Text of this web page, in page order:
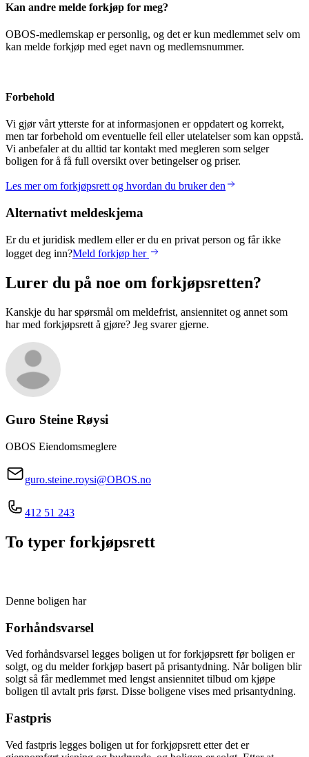
Kan andre melde forkjøp for meg?
OBOS-medlemskap er personlig, og det er kun medlemmet selv om
kan melde forkjøp med eget navn og medlemsnummer.
Forbehold
Vi gjør vårt ytterste for at informasjonen er oppdatert og korrekt,
men tar forbehold om eventuelle feil eller utelatelser som kan oppstå.
Vi anbefaler at du alltid tar kontakt med megleren som selger
boligen for å få full oversikt over betingelser og priser.
Les mer om forkjøpsrett og hvordan du bruker den
Alternativt meldeskjema
Er du et juridisk medlem eller er du en privat person og får ikke
logget deg inn?Meld forkjøp her
Lurer du på noe om forkjøpsretten?
Kanskje du har spørsmål om meldefrist, ansiennitet og annet som
har med forkjøpsrett å gjøre? Jeg svarer gjerne.
Guro Steine Røysi
OBOS Eiendomsmeglere
guro.steine.roysi@OBOS.no
412 51 243
To typer forkjøpsrett
Denne boligen har
Forhåndsvarsel
Ved forhåndsvarsel legges boligen ut for forkjøpsrett før boligen er
solgt, og du melder forkjøp basert på prisantydning. Når boligen blir
solgt så får medlemmet med lengst ansiennitet tilbud om kjøpe
boligen til avtalt pris først. Disse boligene vises med prisantydning.
Fastpris
Ved fastpris legges boligen ut for forkjøpsrett etter det er